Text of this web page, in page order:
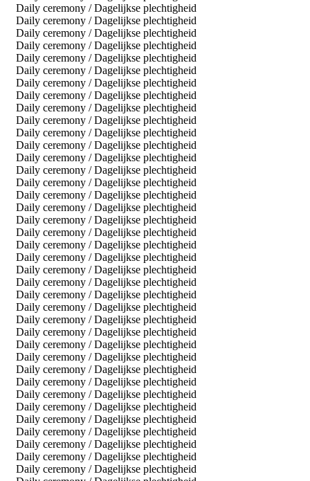
Daily ceremony / Dagelijkse plechtigheid
Daily ceremony / Dagelijkse plechtigheid
Daily ceremony / Dagelijkse plechtigheid
Daily ceremony / Dagelijkse plechtigheid
Daily ceremony / Dagelijkse plechtigheid
Daily ceremony / Dagelijkse plechtigheid
Daily ceremony / Dagelijkse plechtigheid
Daily ceremony / Dagelijkse plechtigheid
Daily ceremony / Dagelijkse plechtigheid
Daily ceremony / Dagelijkse plechtigheid
Daily ceremony / Dagelijkse plechtigheid
Daily ceremony / Dagelijkse plechtigheid
Daily ceremony / Dagelijkse plechtigheid
Daily ceremony / Dagelijkse plechtigheid
Daily ceremony / Dagelijkse plechtigheid
Daily ceremony / Dagelijkse plechtigheid
Daily ceremony / Dagelijkse plechtigheid
Daily ceremony / Dagelijkse plechtigheid
Daily ceremony / Dagelijkse plechtigheid
Daily ceremony / Dagelijkse plechtigheid
Daily ceremony / Dagelijkse plechtigheid
Daily ceremony / Dagelijkse plechtigheid
Daily ceremony / Dagelijkse plechtigheid
Daily ceremony / Dagelijkse plechtigheid
Daily ceremony / Dagelijkse plechtigheid
Daily ceremony / Dagelijkse plechtigheid
Daily ceremony / Dagelijkse plechtigheid
Daily ceremony / Dagelijkse plechtigheid
Daily ceremony / Dagelijkse plechtigheid
Daily ceremony / Dagelijkse plechtigheid
Daily ceremony / Dagelijkse plechtigheid
Daily ceremony / Dagelijkse plechtigheid
Daily ceremony / Dagelijkse plechtigheid
Daily ceremony / Dagelijkse plechtigheid
Daily ceremony / Dagelijkse plechtigheid
Daily ceremony / Dagelijkse plechtigheid
Daily ceremony / Dagelijkse plechtigheid
Daily ceremony / Dagelijkse plechtigheid